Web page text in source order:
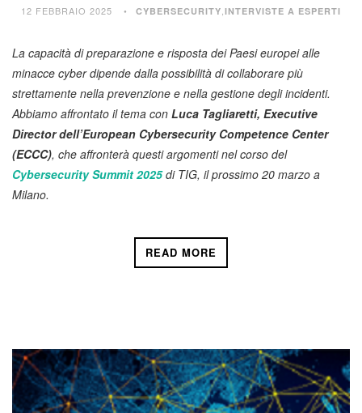
12 FEBBRAIO 2025 CYBERSECURITY INTERVISTE A ESPERTI
La capacità di preparazione e risposta dei Paesi europei alle
minacce cyber dipende dalla possibilità di collaborare più
strettamente nella prevenzione e nella gestione degli incidenti.
Abbiamo affrontato il tema con Luca Tagliaretti, Executive
Director dell’European Cybersecurity Competence Center
(ECCC), che affronterà questi argomenti nel corso del
Cybersecurity Summit 2025di TIG, il prossimo 20 marzo a
Milano.
READ MORE